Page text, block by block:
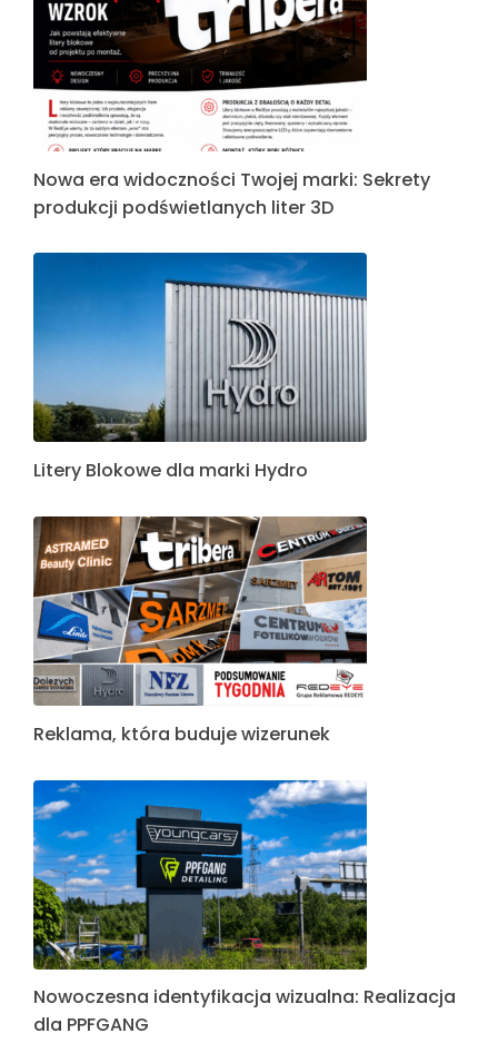
Nowa era widoczności Twojej marki: Sekrety
produkcji podświetlanych liter 3D
Litery Blokowe dla marki Hydro
Reklama, która buduje wizerunek
Nowoczesna identyfikacja wizualna: Realizacja
dla PPFGANG